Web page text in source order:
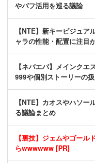
やバフ活用を巡る議論
【NTE】新キービジュ
ャラの性能・配置に注目
【ネバエバ】メインク
999や個別ストーリーの
【NTE】カオスやハソ
る議論まとめ
【裏技】ジェムやゴー
らwwwwww [PR]